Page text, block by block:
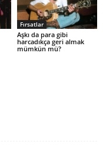
Fırsatlar
Aşkı da para gibi
harcadıkça geri almak
mümkün mü?